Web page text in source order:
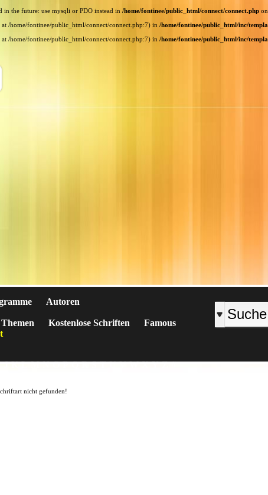
in the future: use mysqli or PDO instead in /home/fontinee/public_html/connect/connect.php
/home/fontinee/public_html/connect/connect.php:7) in /home/fontinee/public_html/inc/
/home/fontinee/public_html/connect/connect.php:7) in /home/fontinee/public_html/inc/
Autoren
Kostenlose Schriften
Famous
J K L M N O P Q R S T U V W X Y Z #
nicht gefunden!